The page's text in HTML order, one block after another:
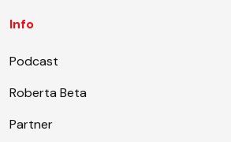
Info
Podcast
Roberta Beta
Partner